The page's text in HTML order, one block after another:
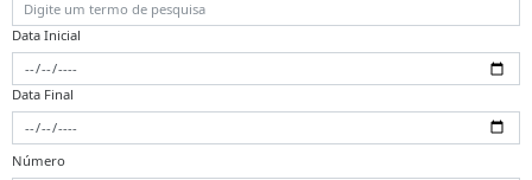
Data Inicial
Data Final
Número